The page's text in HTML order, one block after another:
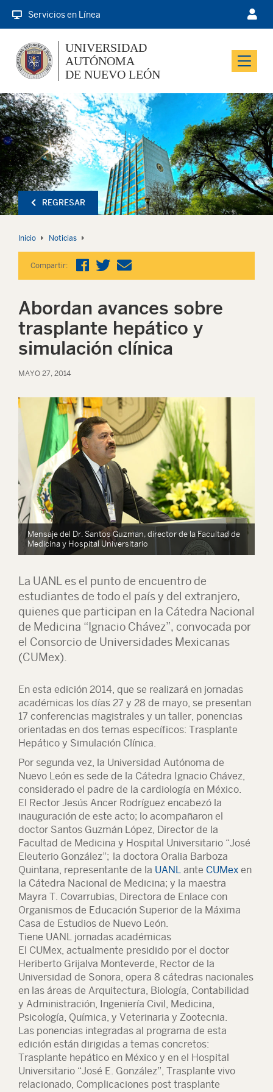
Servicios en Línea
Menu
UNIVERSIDAD
AUTÓNOMA
DE NUEVO LEÓN
REGRESAR
Inicio Noticias
Compartir:
Abordan avances sobre
trasplante hepático y
simulación clínica
MAYO 27, 2014
Mensaje del Dr. Santos Guzman, director de la Facultad de
Medicina y Hospital Universitario
La UANL es el punto de encuentro de
estudiantes de todo el país y del extranjero,
quienes que participan en la Cátedra Nacional
de Medicina “Ignacio Chávez”, convocada por
el Consorcio de Universidades Mexicanas
(CUMex).
En esta edición 2014, que se realizará en jornadas
académicas los días 27 y 28 de mayo, se presentan
17 conferencias magistrales y un taller, ponencias
orientadas en dos temas específicos: Trasplante
Hepático y Simulación Clínica.
Por segunda vez, la Universidad Autónoma de
Nuevo León es sede de la Cátedra Ignacio Chávez,
considerado el padre de la cardiología en México.
El Rector Jesús Ancer Rodríguez encabezó la
inauguración de este acto; lo acompañaron el
doctor Santos Guzmán López, Director de la
Facultad de Medicina y Hospital Universitario “José
Eleuterio González”; la doctora Oralia Barboza
Quintana, representante de la UANL ante CUMex en
la Cátedra Nacional de Medicina; y la maestra
Mayra T. Covarrubias, Directora de Enlace con
Organismos de Educación Superior de la Máxima
Casa de Estudios de Nuevo León.
Tiene UANL jornadas académicas
El CUMex, actualmente presidido por el doctor
Heriberto Grijalva Monteverde, Rector de la
Universidad de Sonora, opera 8 cátedras nacionales
en las áreas de Arquitectura, Biología, Contabilidad
y Administración, Ingeniería Civil, Medicina,
Psicología, Química, y Veterinaria y Zootecnia.
Las ponencias integradas al programa de esta
edición están dirigidas a temas concretos:
Trasplante hepático en México y en el Hospital
Universitario “José E. González”, Trasplante vivo
relacionado, Complicaciones post trasplante